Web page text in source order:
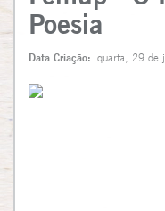
Poesia
Data Criação: quarta, 29 de